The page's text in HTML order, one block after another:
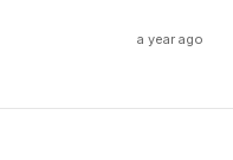
a year ago